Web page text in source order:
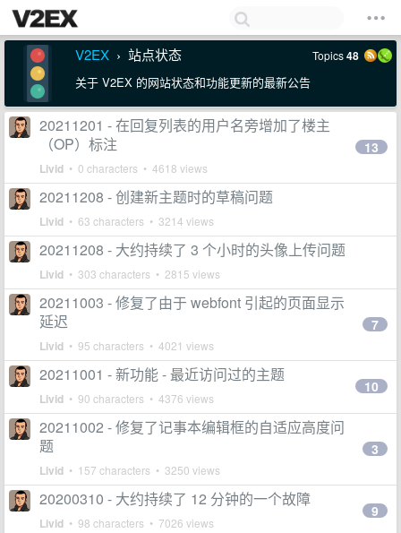
V2EX › 站点状态 Topics48
关于 V2EX 的网站状态和功能更新的最新公告
20211201 - 在回复列表的用户名旁增加了楼主
（OP）标注
Livid • 0 characters • 4618 views
13
20211208 - 创建新主题时的草稿问题
Livid • 63 characters • 3214 views
20211208 - 大约持续了 3 个小时的头像上传问题
Livid • 303 characters • 2815 views
20211003 - 修复了由于 webfont 引起的页面显示
延迟
Livid • 95 characters • 4021 views
7
20211001 - 新功能 - 最近访问过的主题
Livid • 90 characters • 4376 views
10
20211002 - 修复了记事本编辑框的自适应高度问
题
Livid • 157 characters • 3250 views
3
20200310 - 大约持续了 12 分钟的一个故障
Livid • 98 characters • 7026 views
9